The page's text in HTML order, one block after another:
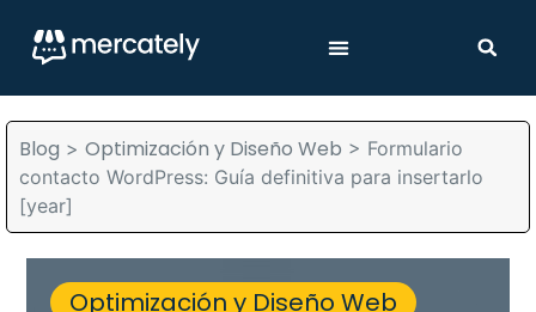
Blog > Optimización y Diseño Web > Formulario
contacto WordPress: Guía definitiva para insertarlo
[year]
Optimización y Diseño Web